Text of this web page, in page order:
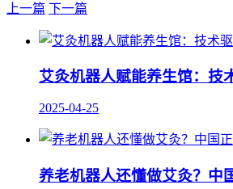
上一篇 下一篇
艾灸机器人赋能养生馆：技
2025-04-25
养老机器人还懂做艾灸？中